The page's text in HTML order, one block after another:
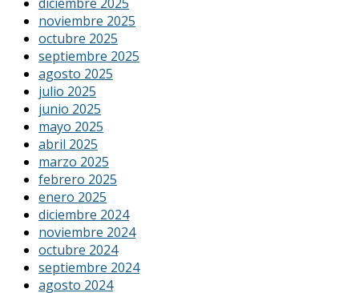
noviembre 2025
octubre 2025
septiembre 2025
agosto 2025
julio 2025
junio 2025
mayo 2025
abril 2025
marzo 2025
febrero 2025
enero 2025
diciembre 2024
noviembre 2024
octubre 2024
septiembre 2024
agosto 2024